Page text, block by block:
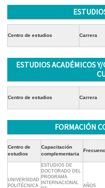
Centro de estudios Carrera
ESTUDIOS ACADÉMICOS
Centro de estudios Carrera
FORMACIÓN
Centro de
estudios
Capacitación
complementaria
UNIVERSIDAD
POLITÉCNICA
ESTUDIOS DE
DOCTORADO DEL
PROGRAMA
INTERNACIONAL
AÑOS